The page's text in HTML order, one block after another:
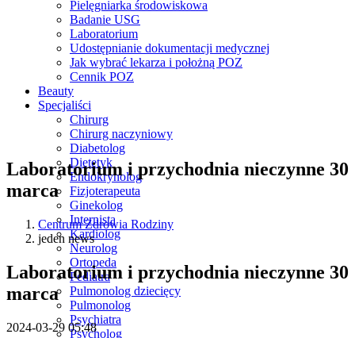
Pielęgniarka środowiskowa
Badanie USG
Laboratorium
Udostępnianie dokumentacji medycznej
Jak wybrać lekarza i położną POZ
Cennik POZ
Beauty
Specjaliści
Chirurg
Chirurg naczyniowy
Diabetolog
Dietetyk
Endokrynolog
Fizjoterapeuta
Ginekolog
Internista
Kardiolog
Neurolog
Ortopeda
Pediatra
Pulmonolog dziecięcy
Pulmonolog
Psychiatra
Psycholog
Laboratorium i przychodnia nieczynne 30
marca
Centrum Zdrowia Rodziny
jeden news
Laboratorium i przychodnia nieczynne 30
marca
2024-03-29 05:48